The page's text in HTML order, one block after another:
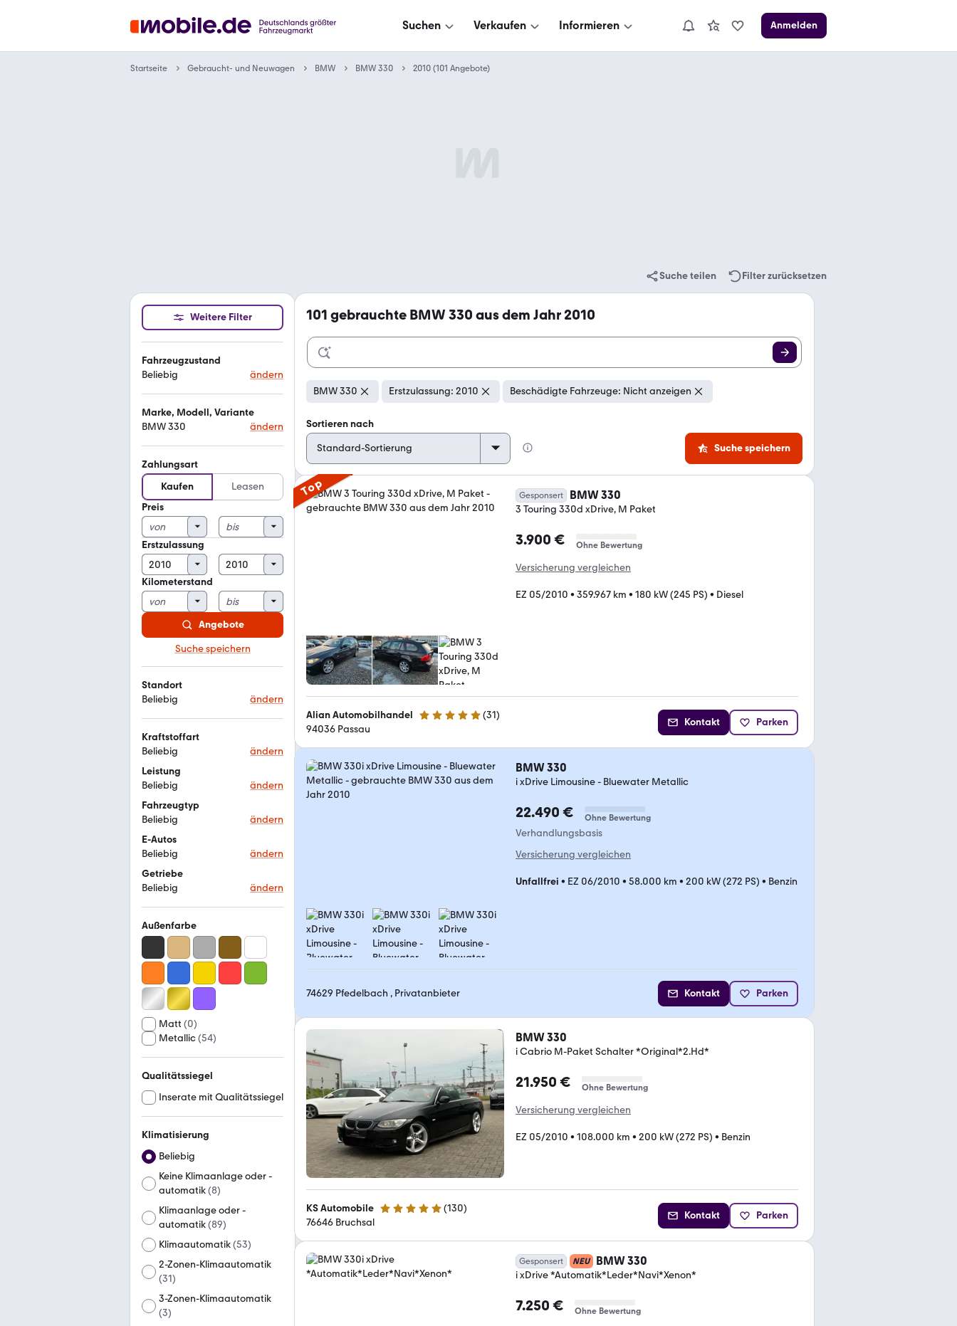
Suchen Verkaufen Informieren Anmelden
Startseite Gebraucht- und Neuwagen BMW BMW 330 2010 (101 Angebote)
Suche teilen Filter zurücksetzen
Weitere Filter
Fahrzeugzustand
Beliebig
ändern
Marke, Modell, Variante
BMW 330
ändern
Zahlungsart
Kaufen
Leasen
Preis
Erstzulassung
Kilometerstand
Angebote
Suche speichern
Standort
Beliebig
ändern
Kraftstoffart
Beliebig
ändern
Leistung
Beliebig
ändern
Fahrzeugtyp
Beliebig
ändern
E-Autos
Beliebig
ändern
Getriebe
Beliebig
ändern
Außenfarbe
Matt (0)
Metallic(54)
Qualitätssiegel
Inserate mit Qualitätssiegel
Klimatisierung
Beliebig
Keine Klimaanlage oder -
automatik(8)
Klimaanlage oder -
automatik(89)
Klimaautomatik(53)
2-Zonen-Klimaautomatik
(31)
3-Zonen-Klimaautomatik
(3)
101 gebrauchte BMW 330 aus dem Jahr 2010
BMW 330 Erstzulassung: 2010 Beschädigte Fahrzeuge: Nicht anzeigen
Sortieren nach
Suche speichern
Top Gesponsert BMW 330
3 Touring 330d xDrive, M Paket
3.900 € Ohne Bewertung
Versicherung vergleichen
EZ 05/2010 • 359.967 km • 180 kW (245 PS) • Diesel
Alian Automobilhandel 4.8 Sterne (31)
94036 Passau
Kontakt Parken
BMW 330
i xDrive Limousine - Bluewater Metallic
22.490 € Ohne Bewertung
Verhandlungsbasis
Versicherung vergleichen
Unfallfrei • EZ 06/2010 • 58.000 km • 200 kW (272 PS) • Benzin
74629 Pfedelbach , Privatanbieter Kontakt Parken
BMW 330
i Cabrio M-Paket Schalter *Original*2.Hd*
21.950 € Ohne Bewertung
Versicherung vergleichen
EZ 05/2010 • 108.000 km • 200 kW (272 PS) • Benzin
KS Automobile 4.9 Sterne (130)
76646 Bruchsal
Kontakt Parken
Gesponsert NEU BMW 330
i xDrive *Automatik*Leder*Navi*Xenon*
7.250 € Ohne Bewertung